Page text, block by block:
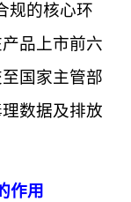
规的核心环
品上市前六
国家主管部
数据及排放
作用